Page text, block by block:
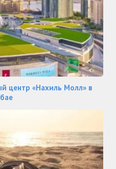
центр «Нахиль Молл» в